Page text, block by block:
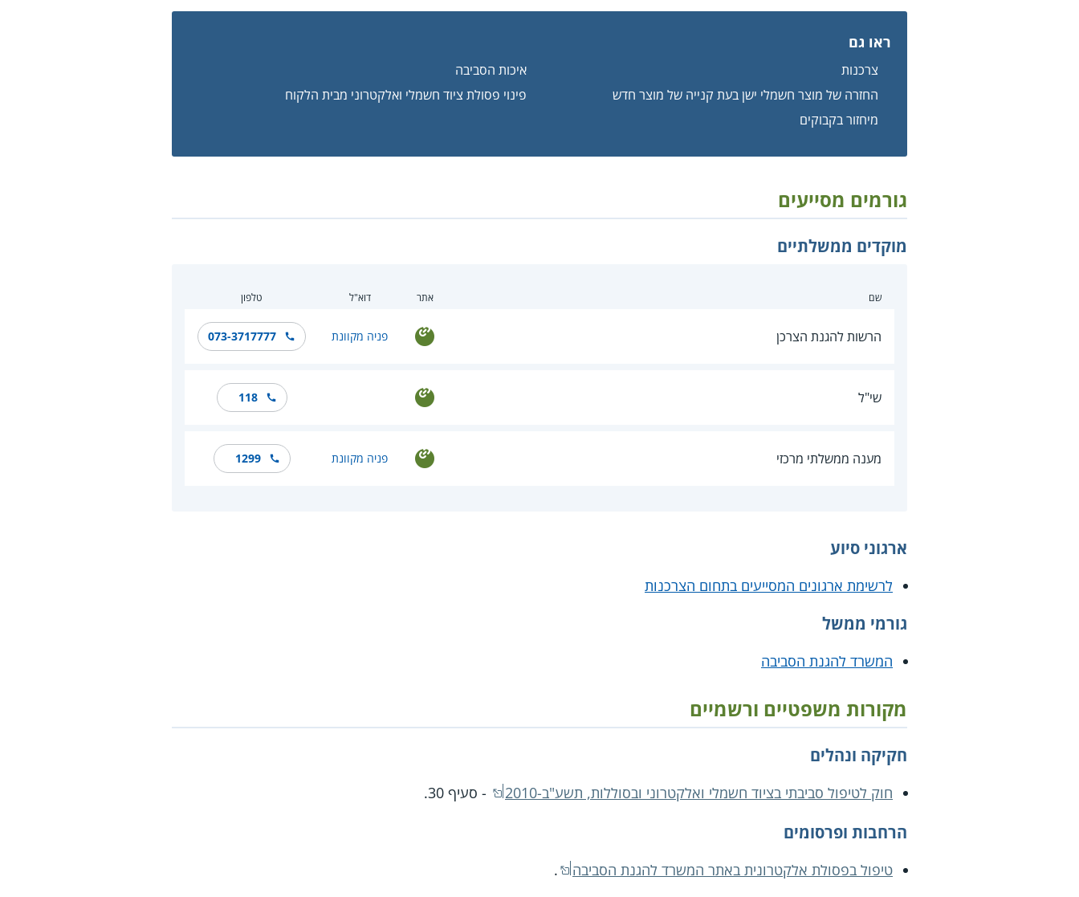
ראו גם
צרכנות
איכות הסביבה
החזרה של מוצר חשמלי ישן בעת קנייה של מוצר חדש
פינוי פסולת ציוד חשמלי ואלקטרוני מבית הלקוח
מיחזור בקבוקים
גורמים מסייעים
מוקדים ממשלתיים
שם אתר דוא"ל טלפון
הרשות להגנת הצרכן פניה מקוונת 073-3717777
שי"ל 118
מענה ממשלתי מרכזי פניה מקוונת 1299
ארגוני סיוע
לרשימת ארגונים המסייעים בתחום הצרכנות
גורמי ממשל
המשרד להגנת הסביבה
מקורות משפטיים ורשמיים
חקיקה ונהלים
חוק לטיפול סביבתי בציוד חשמלי ואלקטרוני ובסוללות, תשע"ב-2010 - סעיף 30.
הרחבות ופרסומים
טיפול בפסולת אלקטרונית באתר המשרד להגנת הסביבה .